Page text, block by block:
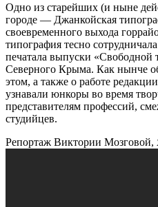
Одно из старейших (и ныне
городе — Джанкойская
своевременного выхода
типография тесно
печатала выпуски «Свободной
Северного Крыма. Как нынче
этом, а также о работе
узнавали юнкоры во время
представителям профессий,
студийцев.
Репортаж Виктории